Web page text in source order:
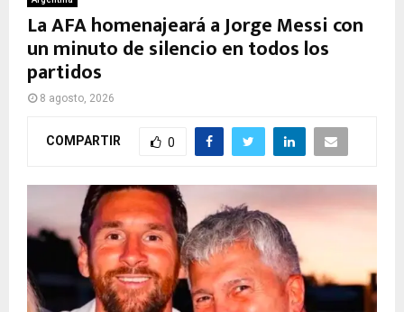
La AFA homenajeará a Jorge Messi con
un minuto de silencio en todos los
partidos
8 agosto, 2026
COMPARTIR 0